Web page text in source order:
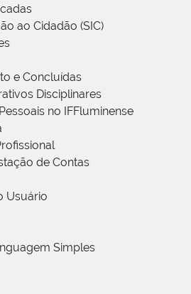
ao Cidadão (SIC)
e Concluídas
Disciplinares
no IFFluminense
de Contas
Usuário
Simples